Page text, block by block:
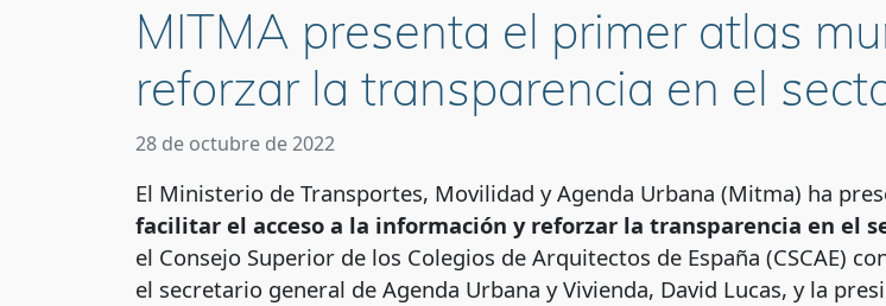
MITMA presenta el primer atlas
reforzar la transparencia en el
28 de octubre de 2022
El Ministerio de Transportes, Movilidad y Agenda Urbana (Mitma) ha
facilitar el acceso a la información y reforzar la transparencia en el
el Consejo Superior de los Colegios de Arquitectos de España (CSCAE)
el secretario general de Agenda Urbana y Vivienda, David Lucas, y la